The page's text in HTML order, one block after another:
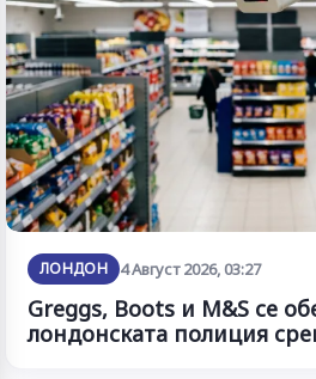
ЛОНДОН 4 Август 2026, 03:27
Greggs, Boots и M&S се
лондонската полиция